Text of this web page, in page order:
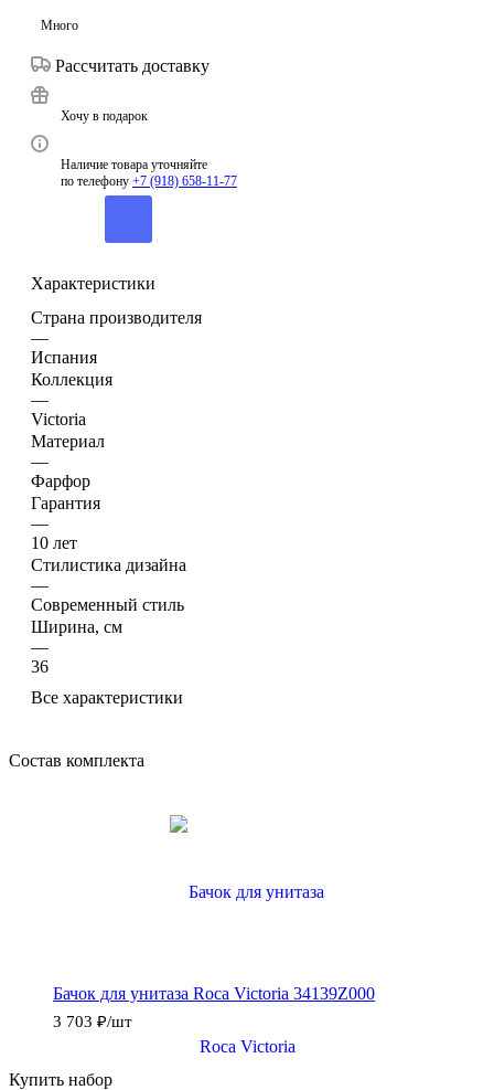
Много
Рассчитать доставку
Хочу в подарок
Наличие товара уточняйте
по телефону +7 (918) 658-11-77
Характеристики
Страна производителя
—
Испания
Коллекция
—
Victoria
Материал
—
Фарфор
Гарантия
—
10 лет
Стилистика дизайна
—
Современный стиль
Ширина, см
—
36
Все характеристики
Состав комплекта
Бачок для унитаза Roca Victoria 34139Z000
3 703 ₽/шт
Купить набор